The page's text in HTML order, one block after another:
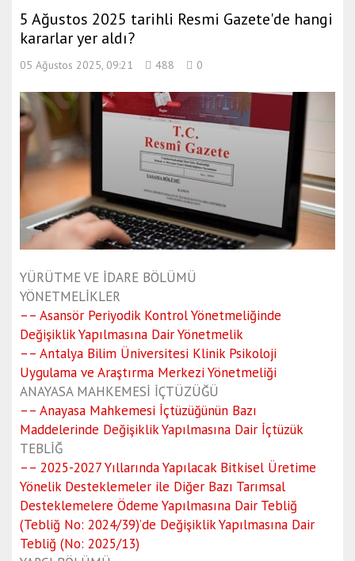
5 Ağustos 2025 tarihli Resmi Gazete'de hangi
kararlar yer aldı?
05 Ağustos 2025, 09:21 488 0
YÜRÜTME VE İDARE BÖLÜMÜ
YÖNETMELİKLER
–– Asansör Periyodik Kontrol Yönetmeliğinde
Değişiklik Yapılmasına Dair Yönetmelik
–– Antalya Bilim Üniversitesi Klinik Psikoloji
Uygulama ve Araştırma Merkezi Yönetmeliği
ANAYASA MAHKEMESİ İÇTÜZÜĞÜ
–– Anayasa Mahkemesi İçtüzüğünün Bazı
Maddelerinde Değişiklik Yapılmasına Dair İçtüzük
TEBLİĞ
–– 2025-2027 Yıllarında Yapılacak Bitkisel Üretime
Yönelik Desteklemeler ile Diğer Bazı Tarımsal
Desteklemelere Ödeme Yapılmasına Dair Tebliğ
(Tebliğ No: 2024/39)’de Değişiklik Yapılmasına Dair
Tebliğ (No: 2025/13)